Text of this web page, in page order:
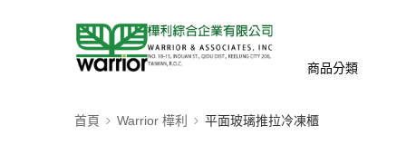
商品分類
首頁 Warrior 樺利 平面玻璃推拉冷凍櫃